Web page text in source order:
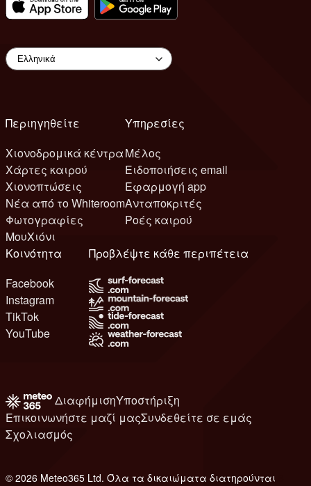
Περιηγηθείτε
Χιονοδρομικά κέντρα
Χάρτες καιρού
Χιονοπτώσεις
Νέα από το Whiteroom
Φωτογραφίες
ΜουΧιόνι
Υπηρεσίες
Μέλος
Ειδοποιήσεις email
Εφαρμογή app
Ανταποκριτές
Ροές καιρού
Κοινότητα
Facebook
Instagram
TikTok
YouTube
Προβλέψτε κάθε περιπέτεια
ΔιαφήμισηΥποστήριξη
Επικοινωνήστε μαζί μαςΣυνδεθείτε σε εμάς
Σχολιασμός
© 2026 Meteo365 Ltd. Όλα τα δικαιώματα διατηρούνται